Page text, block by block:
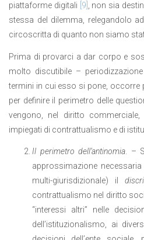
piattaforme digitali [9] , non sia
stessa del dilemma, relegandolo
circoscritta di quanto non siamo
Prima di provarci a dar corpo e
molto discutibile –
termini in cui esso si pone, occorre
per definire il perimetro delle
vengono, nel diritto
impiegati di contrattualismo e di
Il perimetro dell’antinomia. –
approssimazione
multi-giurisdizionale) il
contrattualismo nel diritto
“interessi altri” nelle
dell’istituzionalismo, ai